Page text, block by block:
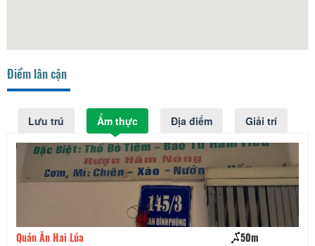
Điểm lân cận
Lưu trú Ẩm thực Địa điểm Giải trí
Quán Ăn Hai Lúa 50m